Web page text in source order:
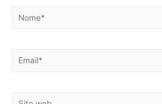
Nome*
Email*
Sito